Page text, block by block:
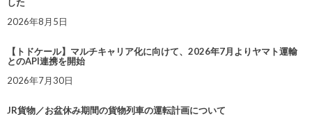
した
2026年8月5日
【トドケール】マルチキャリア化に向けて、2026年7月よりヤマト運輸
とのAPI連携を開始
2026年7月30日
JR貨物／お盆休み期間の貨物列車の運転計画について